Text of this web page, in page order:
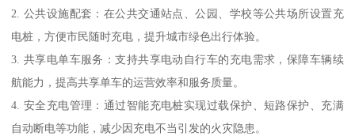
2. 公共设施配套：在公共交通站点、公园、学校等公共场所设置充
电桩，方便市民随时充电，提升城市绿色出行体验。
3. 共享电单车服务：支持共享电动自行车的充电需求，保障车辆续
航能力，提高共享单车的运营效率和服务质量。
4. 安全充电管理：通过智能充电桩实现过载保护、短路保护、充满
自动断电等功能，减少因充电不当引发的火灾隐患。